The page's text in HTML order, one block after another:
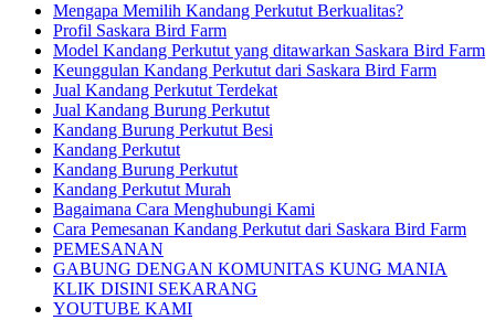
Mengapa Memilih Kandang Perkutut Berkualitas?
Profil Saskara Bird Farm
Model Kandang Perkutut yang ditawarkan Saskara Bird Farm
Keunggulan Kandang Perkutut dari Saskara Bird Farm
Jual Kandang Perkutut Terdekat
Jual Kandang Burung Perkutut
Kandang Burung Perkutut Besi
Kandang Perkutut
Kandang Burung Perkutut
Kandang Perkutut Murah
Bagaimana Cara Menghubungi Kami
Cara Pemesanan Kandang Perkutut dari Saskara Bird Farm
PEMESANAN
GABUNG DENGAN KOMUNITAS KUNG MANIA
KLIK DISINI SEKARANG
YOUTUBE KAMI